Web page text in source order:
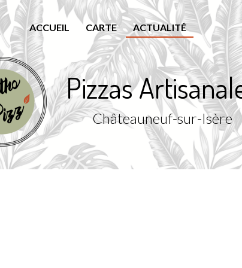
ACCUEIL CARTE ACTUALITÉ
Pizzas
Châteauneuf-sur-Isère